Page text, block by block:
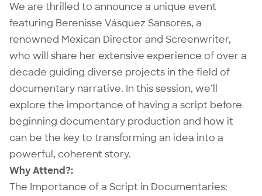
We are thrilled to announce a unique event
featuring Berenisse Vásquez Sansores, a
renowned Mexican Director and Screenwriter,
who will share her extensive experience of over a
decade guiding diverse projects in the field of
documentary narrative. In this session, we’ll
explore the importance of having a script before
beginning documentary production and how it
can be the key to transforming an idea into a
powerful, coherent story.
Why Attend?:
The Importance of a Script in Documentaries: